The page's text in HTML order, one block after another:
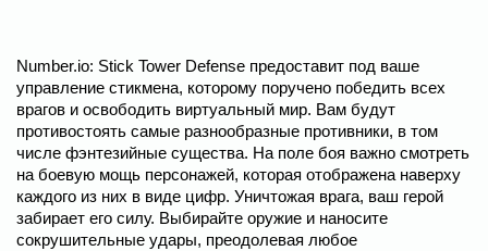
Number.io: Stick Tower Defense предоставит под ваше
управление стикмена, которому поручено победить всех
врагов и освободить виртуальный мир. Вам будут
противостоять самые разнообразные противники, в том
числе фэнтезийные существа. На поле боя важно смотреть
на боевую мощь персонажей, которая отображена наверху
каждого из них в виде цифр. Уничтожая врага, ваш герой
забирает его силу. Выбирайте оружие и наносите
сокрушительные удары, преодолевая любое